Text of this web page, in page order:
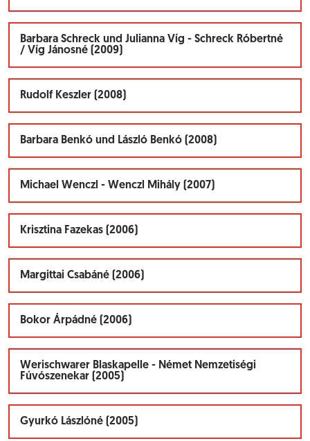
Barbara Schreck und Julianna Víg - Schreck Róbertné
/ Víg Jánosné (2009)
Rudolf Keszler (2008)
Barbara Benkó und László Benkó (2008)
Michael Wenczl - Wenczl Mihály (2007)
Krisztina Fazekas (2006)
Margittai Csabáné (2006)
Bokor Árpádné (2006)
Werischwarer Blaskapelle - Német Nemzetiségi
Fúvószenekar (2005)
Gyurkó Lászlóné (2005)